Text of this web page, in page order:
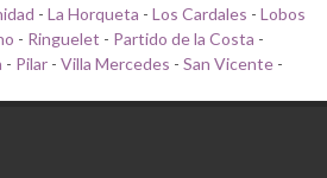
- La Horqueta - Los Cardales - Lobos
- Ringuelet - Partido de la Costa -
- Pilar - Villa Mercedes - San Vicente -